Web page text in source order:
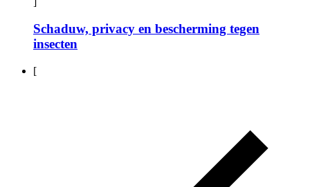
Schaduw, privacy en bescherming tegen
insecten
[